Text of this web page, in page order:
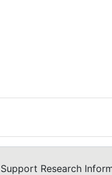
Support Research